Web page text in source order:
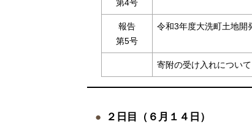
第4号
報告
第5号
令和3年度大洗町土地開
寄附の受け入れについて
２日目（６月１４日）